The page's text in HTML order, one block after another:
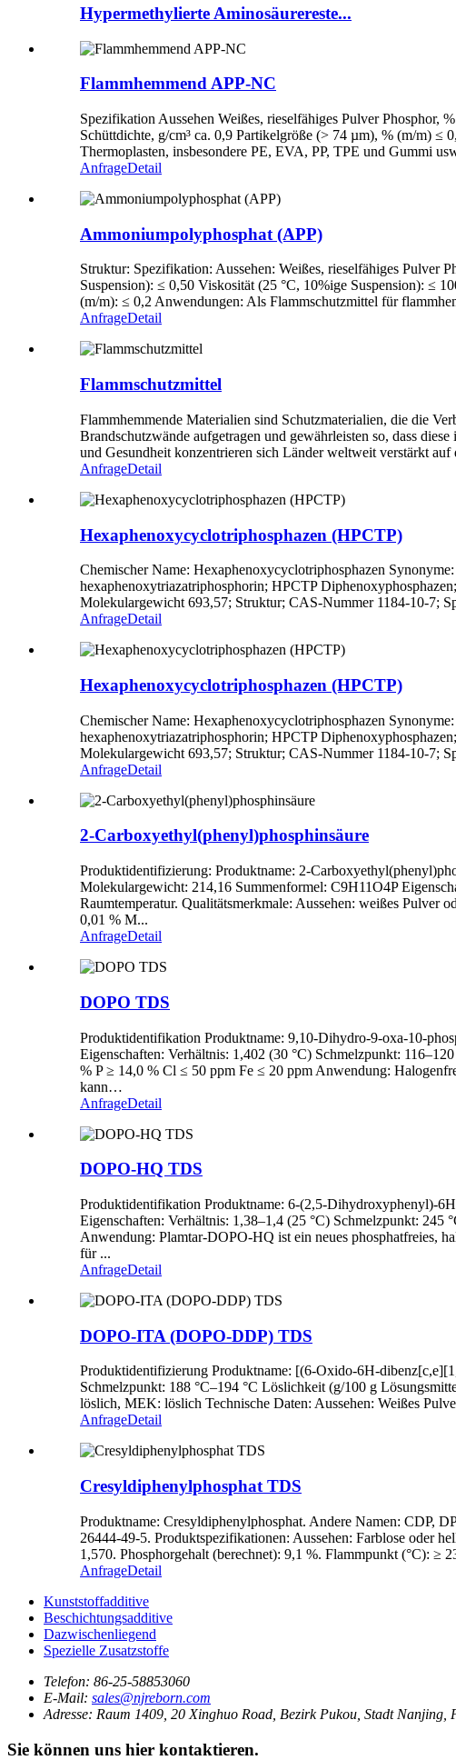
Hypermethylierte Aminosäurereste...
Flammhemmend APP-NC
Spezifikation Aussehen Weißes, rieselfähiges Pulver Phosphor,
Schüttdichte, g/cm³ ca. 0,9 Partikelgröße (> 74 µm), % (m/m)
Thermoplasten, insbesondere PE, EVA, PP, TPE und Gummi
AnfrageDetail
Ammoniumpolyphosphat (APP)
Struktur: Spezifikation: Aussehen: Weißes, rieselfähiges Pulver
Suspension): ≤ 0,50 Viskosität (25 °C, 10%ige Suspension): ≤
(m/m): ≤ 0,2 Anwendungen: Als Flammschutzmittel für
AnfrageDetail
Flammschutzmittel
Flammhemmende Materialien sind Schutzmaterialien, die die
Brandschutzwände aufgetragen und gewährleisten so, dass
und Gesundheit konzentrieren sich Länder weltweit verstärkt
AnfrageDetail
Hexaphenoxycyclotriphosphazen (HPCTP)
Chemischer Name: Hexaphenoxycyclotriphosphazen
hexaphenoxytriazatriphosphorin; HPCTP
Molekulargewicht 693,57; Struktur; CAS-Nummer 1184-10-7;
AnfrageDetail
Hexaphenoxycyclotriphosphazen (HPCTP)
Chemischer Name: Hexaphenoxycyclotriphosphazen
hexaphenoxytriazatriphosphorin; HPCTP
Molekulargewicht 693,57; Struktur; CAS-Nummer 1184-10-7;
AnfrageDetail
2-Carboxyethyl(phenyl)phosphinsäure
Produktidentifizierung: Produktname: 2-
Molekulargewicht: 214,16 Summenformel: C9H11O4P
Raumtemperatur. Qualitätsmerkmale: Aussehen: weißes
0,01 % M...
AnfrageDetail
DOPO TDS
Produktidentifikation Produktname: 9,10-Dihydro-9-oxa-10-
Eigenschaften: Verhältnis: 1,402 (30 °C) Schmelzpunkt:
% P ≥ 14,0 % Cl ≤ 50 ppm Fe ≤ 20 ppm Anwendung:
kann…
AnfrageDetail
DOPO-HQ TDS
Produktidentifikation Produktname: 6-(2,5-Dihydroxyphenyl)-
Eigenschaften: Verhältnis: 1,38–1,4 (25 °C) Schmelzpunkt:
Anwendung: Plamtar-DOPO-HQ ist ein neues phosphatfreies,
für ...
AnfrageDetail
DOPO-ITA (DOPO-DDP) TDS
Produktidentifizierung Produktname: [(6-Oxido-6H-
Schmelzpunkt: 188 °C–194 °C Löslichkeit (g/100 g
löslich, MEK: löslich Technische Daten: Aussehen: Weißes
AnfrageDetail
Cresyldiphenylphosphat TDS
Produktname: Cresyldiphenylphosphat. Andere Namen: CDP,
26444-49-5. Produktspezifikationen: Aussehen: Farblose oder
1,570. Phosphorgehalt (berechnet): 9,1 %. Flammpunkt (°C): ≥
AnfrageDetail
Kunststoffadditive
Beschichtungsadditive
Dazwischenliegend
Spezielle Zusatzstoffe
Telefon: 86-25-58853060
E-Mail: sales@njreborn.com
Adresse: Raum 1409, 20 Xinghuo Road, Bezirk Pukou, Stadt Nanjing,
Sie können uns hier kontaktieren.